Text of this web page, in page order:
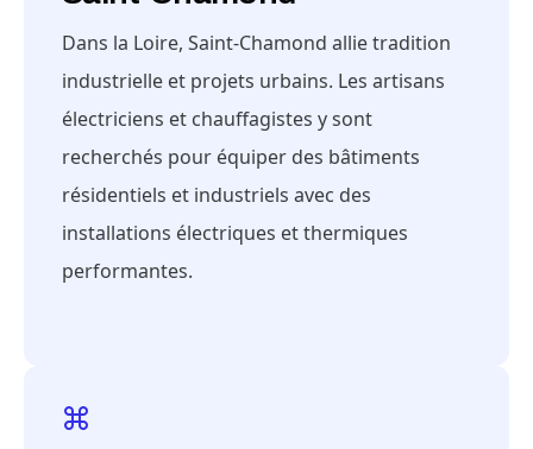
Dans la Loire, Saint-Chamond allie tradition
industrielle et projets urbains. Les artisans
électriciens et chauffagistes y sont
recherchés pour équiper des bâtiments
résidentiels et industriels avec des
installations électriques et thermiques
performantes.